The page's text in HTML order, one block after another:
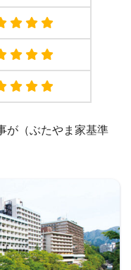
が（ぶたやま家基準